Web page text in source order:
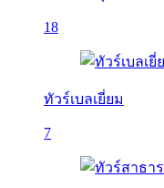
18
ทัวร์เบลเยี่ยม
7